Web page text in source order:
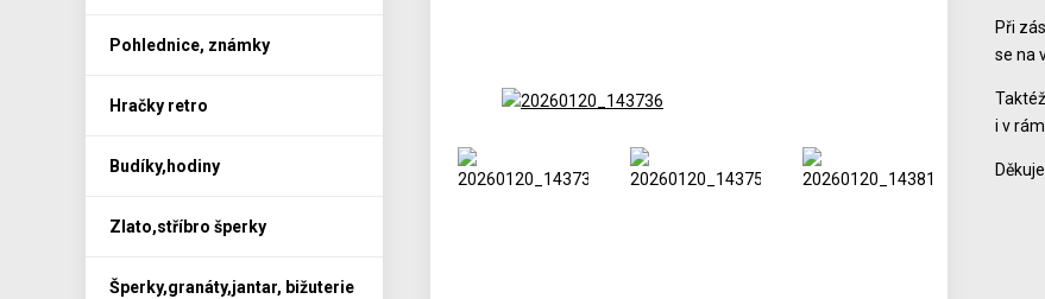
Při
se na
i v
Pohlednice, známky
Hračky retro
Budíky,hodiny
Zlato,stříbro šperky
Šperky,granáty,jantar, bižuterie